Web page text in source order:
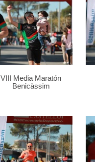
VIII Media Maratón
Benicàssim